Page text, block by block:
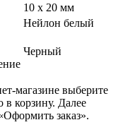
10 х 20 мм
Нейлон белый
Черный
магазине выберите
в корзину. Далее
заказ».